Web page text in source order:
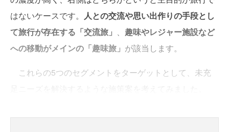
はないケースです。 人との交流や思い出作りの手段とし
て旅行が存在する「交流旅」 、 趣味やレジャー施設など
への移動がメインの「趣味旅」 が該当します。
これらの5つのセグメントをターゲットとして、未充